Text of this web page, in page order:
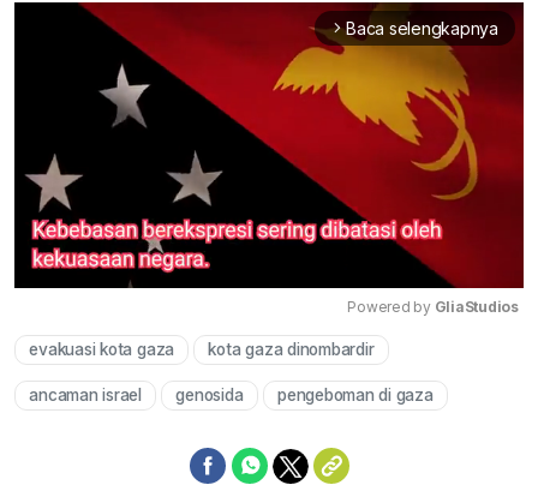
arrow_forward_ios Baca selengkapnya
Powered by GliaStudios
evakuasi kota gaza kota gaza dinombardir
ancaman israel genosida pengeboman di gaza